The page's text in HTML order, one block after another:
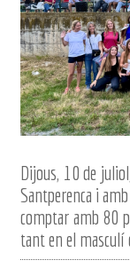
Dijous, 10 de
Santperenca i
comptar amb 80
tant en el masculí